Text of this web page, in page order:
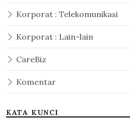
Korporat : Telekomunikasi
Korporat : Lain-lain
CareBiz
Komentar
KATA KUNCI